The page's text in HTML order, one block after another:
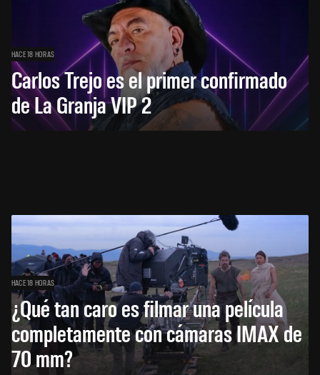
HACE 18 HORAS
Carlos Trejo es el primer confirmado
de La Granja VIP 2
HACE 18 HORAS
¿Qué tan caro es filmar una película
completamente con cámaras IMAX de
70 mm?